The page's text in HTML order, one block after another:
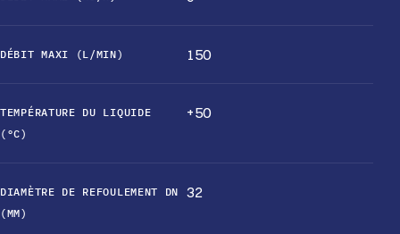
DÉBIT MAXI (L/MIN) 150
TEMPÉRATURE DU LIQUIDE
(°C)
+50
DIAMÈTRE DE REFOULEMENT DN
(MM)
32